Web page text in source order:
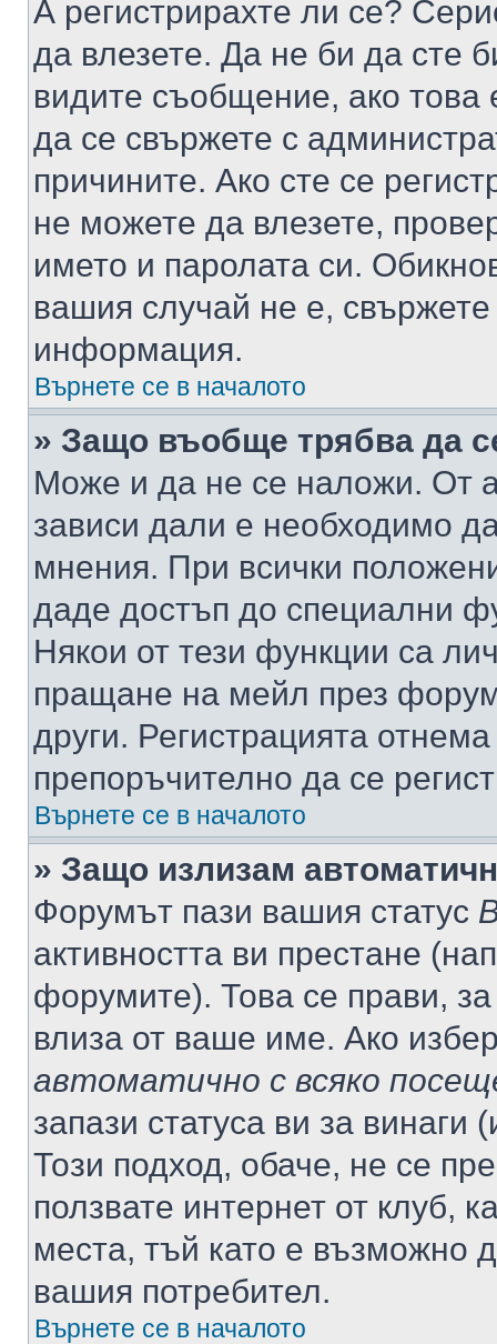
А регистрирахте ли се?
да влезете. Да не би да сте
видите съобщение, ако това
да се свържете с
причините. Ако сте се
не можете да влезете,
името и паролата си.
вашия случай не е,
информация.
Върнете се в началото
» Защо въобще трябва да
Може и да не се наложи. От
зависи дали е необходимо
мнения. При всички
даде достъп до специални
Някои от тези функции са
пращане на мейл през
други. Регистрацията
препоръчително да се
Върнете се в началото
» Защо излизам
Форумът пази вашия статус
активността ви престане
форумите). Това се прави,
влиза от ваше име. Ако
автоматично с всяко
запази статуса ви за винаги
Този подход, обаче, не се
ползвате интернет от клуб,
места, тъй като е възможно
вашия потребител.
Върнете се в началото